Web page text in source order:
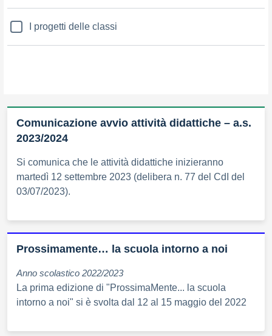
I progetti delle classi
Comunicazione avvio attività didattiche – a.s.
2023/2024
Si comunica che le attività didattiche inizieranno
martedì 12 settembre 2023 (delibera n. 77 del CdI del
03/07/2023).
Prossimamente… la scuola intorno a noi
Anno scolastico 2022/2023
La prima edizione di "ProssimaMente... la scuola
intorno a noi" si è svolta dal 12 al 15 maggio del 2022